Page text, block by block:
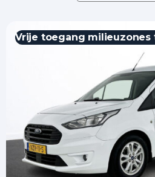
Vrije toegang milieuzones